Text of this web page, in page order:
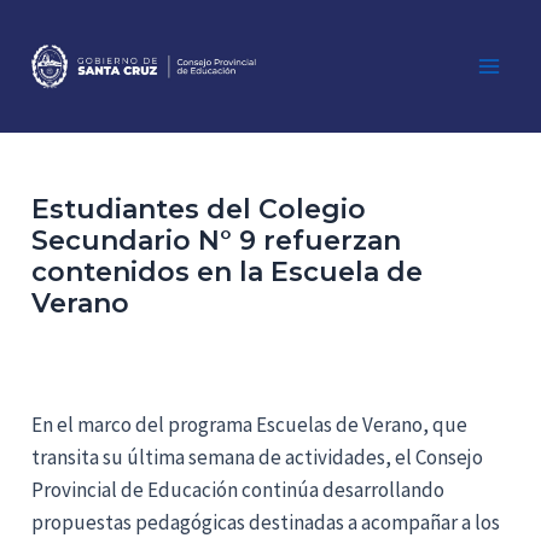
contenido
Estudiantes del Colegio
Secundario N° 9 refuerzan
contenidos en la Escuela de
Verano
En el marco del programa Escuelas de Verano, que
transita su última semana de actividades, el Consejo
Provincial de Educación continúa desarrollando
propuestas pedagógicas destinadas a acompañar a los